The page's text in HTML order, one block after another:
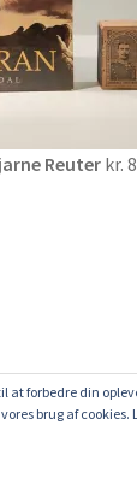
Reuter kr.
at forbedre din
brug af cookies.